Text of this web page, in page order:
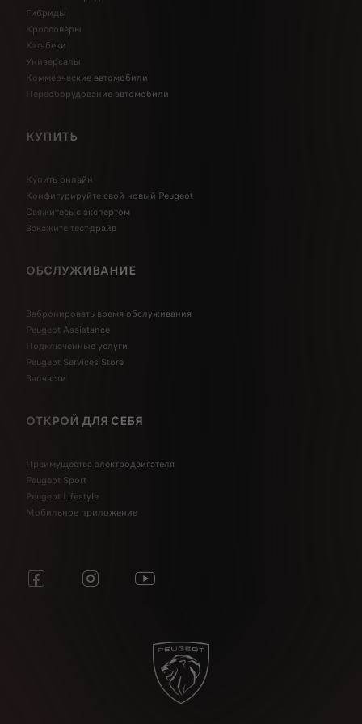
Гибриды
Кроссоверы
Хэтчбеки
Универсалы
Коммерческие автомобили
Переоборудование автомобили
КУПИТЬ
Купить онлайн
Конфигурируйте свой новый Peugeot
Свяжитесь с экспертом
Закажите тест-драйв
ОБСЛУЖИВАНИЕ
Забронировать время обслуживания
Peugeot Assistance
Подключенные услуги
Peugeot Services Store
Запчасти
ОТКРОЙ ДЛЯ СЕБЯ
Преимущества электродвигателя
Peugeot Sport
Peugeot Lifestyle
Мобильное приложение